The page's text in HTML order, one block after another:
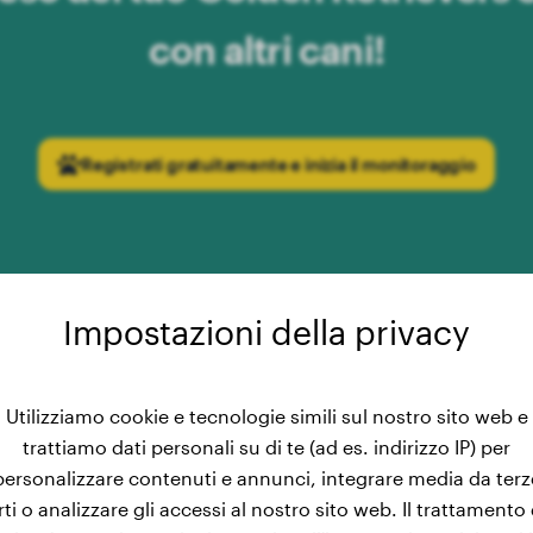
con altri cani!
Registrati gratuitamente e inizia il monitoraggio
Peso Maschile: Sviluppo
Retriever da 2 a 15 Mesi
Impostazioni della privacy
Utilizziamo cookie e tecnologie simili sul nostro sito web e
trattiamo dati personali su di te (ad es. indirizzo IP) per
contenuti e annunci, integrare media da
o analizzare gli accessi al nostro sito web. Il trattamento